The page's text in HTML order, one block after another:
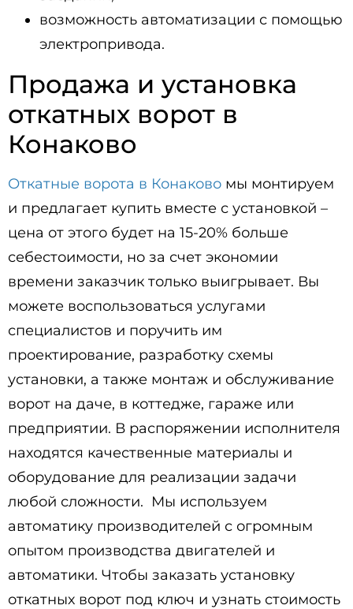
возможность автоматизации с помощью
электропривода.
Продажа и установка
откатных ворот в
Конаково
Откатные ворота в Конаково мы монтируем
и предлагает купить вместе с установкой –
цена от этого будет на 15-20% больше
себестоимости, но за счет экономии
времени заказчик только выигрывает. Вы
можете воспользоваться услугами
специалистов и поручить им
проектирование, разработку схемы
установки, а также монтаж и обслуживание
ворот на даче, в коттедже, гараже или
предприятии. В распоряжении исполнителя
находятся качественные материалы и
оборудование для реализации задачи
любой сложности. Мы используем
автоматику производителей с огромным
опытом производства двигателей и
автоматики. Чтобы заказать установку
откатных ворот под ключ и узнать стоимость